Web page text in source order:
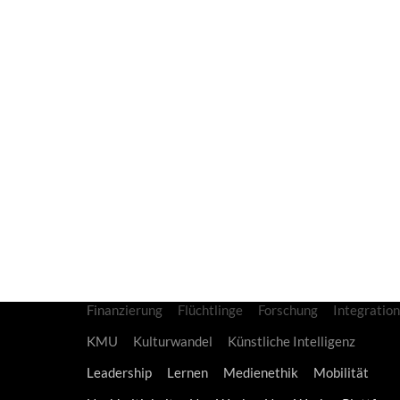
Finanzierung
Flüchtlinge Forschung
Integration
KMU
Kulturwandel
Künstliche Intelligenz
Leadership
Lernen Medienethik
Mobilität